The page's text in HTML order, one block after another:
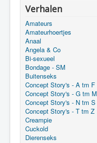
Verhalen
Amateurs
Amateurhoertjes
Anaal
Angela & Co
Bi-sexueel
Bondage - SM
Buitenseks
Concept Story's - A tm F
Concept Story's - G tm M
Concept Story's - N tm S
Concept Story's - T tm Z
Creampie
Cuckold
Dierenseks